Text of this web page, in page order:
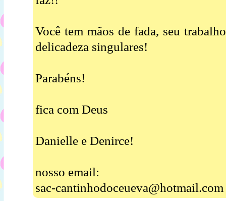
Você tem mãos de fada, seu
delicadeza singulares!
Parabéns!
fica com Deus
Danielle e Denirce!
nosso email:
sac-cantinhodoceueva@hotmail.com